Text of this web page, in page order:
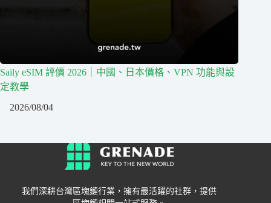
Saily eSIM 評價 2026｜中國、日本價格、VPN 功能與設
定教學
2026/08/04
我們深耕台灣區塊鏈行業，擁有最活躍的社群，提供